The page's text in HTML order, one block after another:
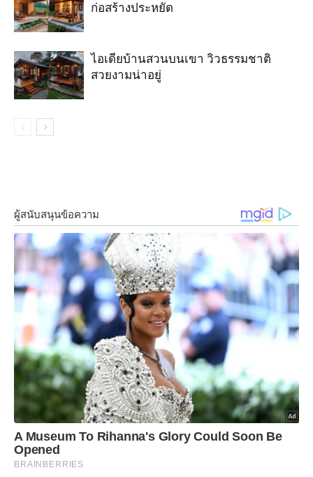
ก่อสร้างประหยัด
ไอเดียบ้านสวนบนเขา วิวธรรมชาติ
สวยงามน่าอยู่